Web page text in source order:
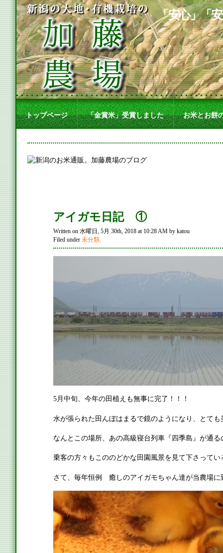
「安心」「
トップページ 「金賞米」受賞しました お米とお餅
アイガモ日記 ①
Written on 水曜日, 5月 30th, 2018 at 10:28 AM by katou
Filed under 未分類.
5月中旬、今年の田植えも無事に完了！！！
水が張られた田んぼはまるで鏡のようになり、とても
なんとこの場所、あの高級寝台列車『四季島』が通る
乗客の方々もこののどかな田園風景を見て下さってい
さて、毎年恒例 癒しのアイガモちゃん達が当農場に